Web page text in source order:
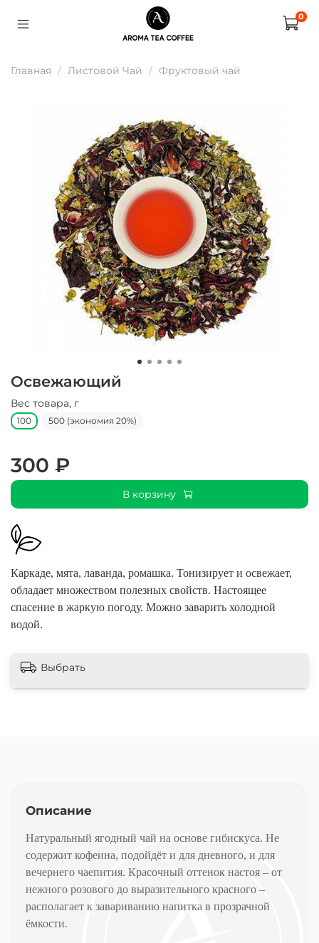
0
Главная Листовой Чай Фруктовый чай
Освежающий
Вес товара, г
100 500 (экономия 20%)
300 ₽
В корзину
Каркаде, мята, лаванда, ромашка. Тонизирует и освежает,
обладает множеством полезных свойств. Настоящее
спасение в жаркую погоду. Можно заварить холодной
водой.
Выбрать
Описание
Натуральный ягодный чай на основе гибискуса. Не
содержит кофеина, подойдёт и для дневного, и для
вечернего чаепития. Красочный оттенок настоя – от
нежного розового до выразительного красного –
располагает к завариванию напитка в прозрачной
ёмкости.